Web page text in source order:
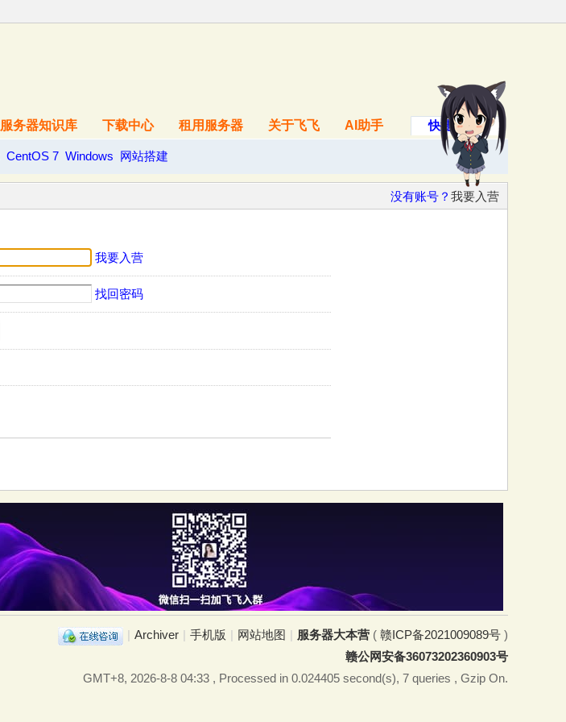
快捷导航
服务器知识库 下载中心 租用服务器 关于飞飞 AI助手
CentOS 7 Windows 网站搭建
没有账号？ 我要入营
我要入营
找回密码
| Archiver | 手机版 | 网站地图 | 服务器大本营 ( 赣ICP备2021009089号 )
赣公网安备36073202360903号
GMT+8, 2026-8-8 04:33 , Processed in 0.024405 second(s), 7 queries , Gzip On.